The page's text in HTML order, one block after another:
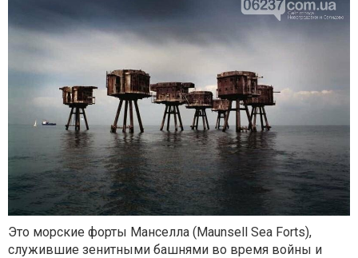
Это морские форты Манселла (Maunsell Sea Forts),
служившие зенитными башнями во время войны и